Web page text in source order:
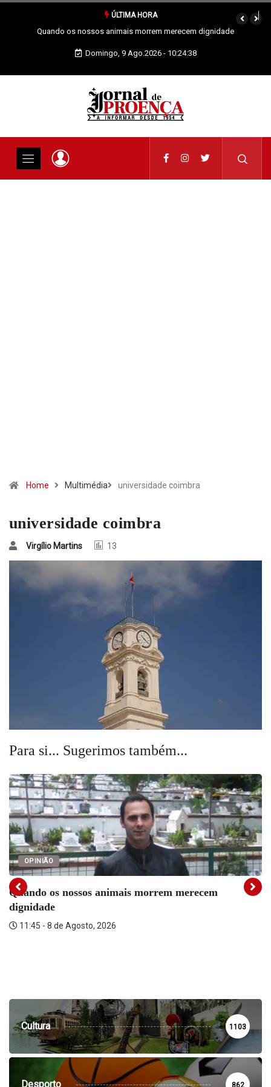
ÚLTIMA HORA
dignidade Vai Acontecer XIX Domingo Tempo Comum
Domingo, 9 Ago.2026 - 10:24:38
Home Multimédia universidade coimbra
universidade coimbra
Virgílio Martins 13
Para si... Sugerimos também...
OPINIÃO
Quando os nossos animais morrem merecem
dignidade
11:45 - 8 de Agosto, 2026
Cultura 1103
Desporto